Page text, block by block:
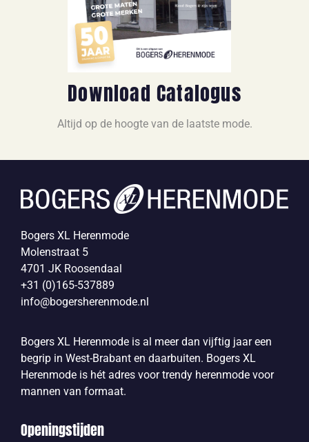
Download Catalogus
Altijd op de hoogte van de laatste mode.
Bogers XL Herenmode
Molenstraat 5
4701 JK Roosendaal
+31 (0)165-537889
info@bogersherenmode.nl
Bogers XL Herenmode is al meer dan vijftig jaar een
begrip in West-Brabant en daarbuiten. Bogers XL
Herenmode is hét adres voor trendy herenmode voor
mannen van formaat.
Openingstijden